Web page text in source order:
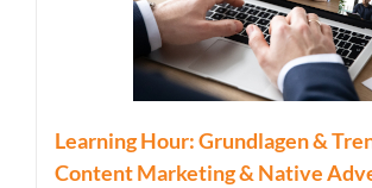
Learning Hour: Grundlagen &
Content Marketing & Native